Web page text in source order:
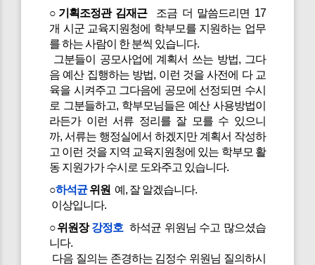
○기획조정관 김재근조금 더 말씀드리면 17
개 시군 교육지원청에 학부모를 지원하는 업무
를 하는 사람이 한 분씩 있습니다.
그분들이 공모사업에 계획서 쓰는 방법, 그다
음 예산 집행하는 방법, 이런 것을 사전에 다 교
육을 시켜주고 그다음에 공모에 선정되면 수시
로 그분들하고, 학부모님들은 예산 사용방법이
라든가 이런 서류 정리를 잘 모를 수 있으니
까, 서류는 행정실에서 하겠지만 계획서 작성하
고 이런 것을 지역 교육지원청에 있는 학부모 활
동 지원가가 수시로 도와주고 있습니다.
○하석균위원 예, 잘 알겠습니다.
이상입니다.
○위원장강정호 하석균 위원님 수고 많으셨습
니다.
다음 질의는 존경하는 김정수 위원님 질의하시